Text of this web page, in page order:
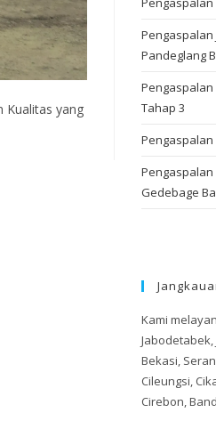
Kualitas yang
Pengaspalan
Pandeglang
Tahap 3
Pengaspalan
Gedebage
Kami
Bekasi,
Cileungsi,
Cirebon,